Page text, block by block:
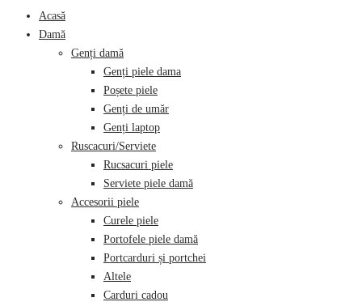
Acasă
Damă
Genți damă
Genți piele dama
Poșete piele
Genți de umăr
Genți laptop
Ruscacuri/Serviete
Rucsacuri piele
Serviete piele damă
Accesorii piele
Curele piele
Portofele piele damă
Portcarduri și portchei
Altele
Carduri cadou